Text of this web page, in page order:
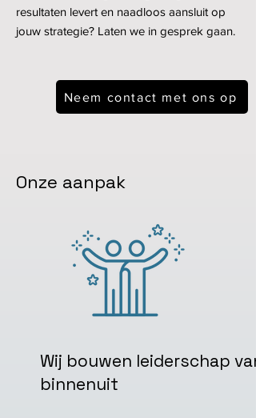
resultaten levert en naadloos aansluit op
jouw strategie? Laten we in gesprek gaan.
Neem contact met ons op
Onze aanpak
Wij bouwen leiderschap van
binnenuit